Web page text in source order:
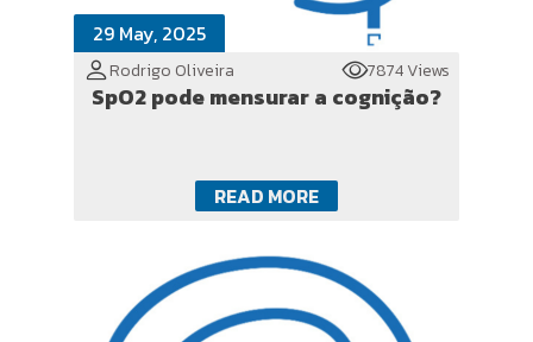
29 May, 2025
Rodrigo Oliveira 7874 Views
SpO2 pode mensurar a cognição?
READ MORE